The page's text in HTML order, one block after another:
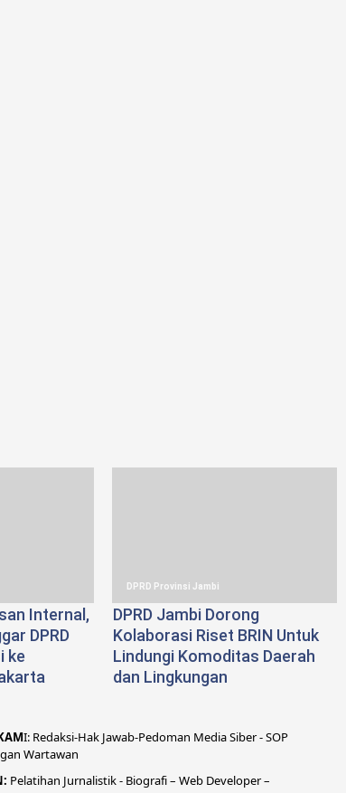
Internal,
DPRD
ke
DPRD Provinsi Jambi
DPRD Jambi Dorong
Kolaborasi Riset BRIN Untuk
Lindungi Komoditas Daerah
dan Lingkungan
I: Redaksi-Hak Jawab-Pedoman Media Siber-SOP
Wartawan
Pelatihan Jurnalistik - Biografi– Web Developer–